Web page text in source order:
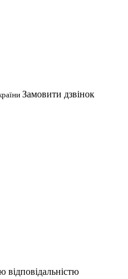
Замовити дзвінок
відповідальністю